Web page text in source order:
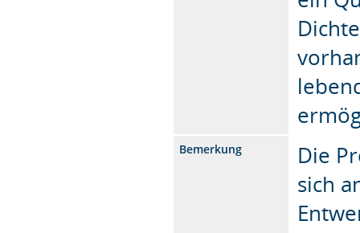
Bemerkung
Die
sich